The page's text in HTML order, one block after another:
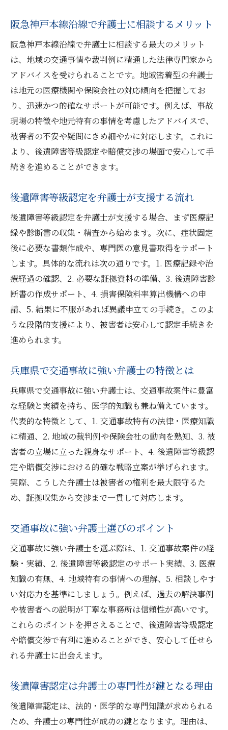
弁護士が等級認定後の賠償請求まで支援可
弁護士基準で賠償金を目指す重要性を解説
後遺障害等級の申請手続きと弁護士活用法
弁護士と後遺障害等級申請手続きの進め方
等級申請における弁護士活用の具体的な方
法
交通事故後の手続きを弁護士が円滑に進行
弁護士が診断書作成や証拠集めをサポート
後遺障害等級認定へ弁護士ができる助言例
弁護士と申請することで得られる安心感
弁護士と進める後遺障害等級認定の基本手
適正な等級認定に弁護士が不可欠な理由
交通事故被害で弁護士が行う証拠整理法
後遺障害等級認定の異議申立ても弁護士が
対応
弁護士が示談交渉まで一貫してサポート
納得できる認定結果を弁護士と目指す方法
後遺障害認定前に弁護士へ相談する重要性
弁護士相談で確認すべき後遺障害認定の要
点
交通事故相談で弁護士に聞くべきポイント
弁護士と相談しながら疑問を解消する方法
後遺障害認定で後悔しない弁護士活用術
相談時に弁護士へ伝えるべき事故情報とは
等級認定に強い弁護士の選び方とポイント
交通事故に強い弁護士の見極め方と特徴
弁護士選びで後悔しないための比較ポイン
ト
兵庫県で信頼できる弁護士の探し方
弁護士の実績や評判を確認する大切さ
後遺障害認定に強い弁護士を選ぶ判断基準
交通事故の後遺障害で弁護士ができるサポート
例
内容
弁護士による等級認定サポートの具体例
後遺障害認定で弁護士が示談交渉を担当
阪急神戸本線沿線で弁護士に相談するメリット
阪急神戸本線沿線で弁護士に相談する最大のメリット
は、地域の交通事情や裁判例に精通した法律専門家から
アドバイスを受けられることです。地域密着型の弁護士
は地元の医療機関や保険会社の対応傾向を把握してお
り、迅速かつ的確なサポートが可能です。例えば、事故
現場の特徴や地元特有の事情を考慮したアドバイスで、
被害者の不安や疑問にきめ細やかに対応します。これに
より、後遺障害等級認定や賠償交渉の場面で安心して手
続きを進めることができます。
後遺障害等級認定を弁護士が支援する流れ
後遺障害等級認定を弁護士が支援する場合、まず医療記
録や診断書の収集・精査から始めます。次に、症状固定
後に必要な書類作成や、専門医の意見書取得をサポート
します。具体的な流れは次の通りです。1. 医療記録や治
療経過の確認、2. 必要な証拠資料の準備、3. 後遺障害診
断書の作成サポート、4. 損害保険料率算出機構への申
請、5. 結果に不服があれば異議申立ての手続き。このよ
うな段階的支援により、被害者は安心して認定手続きを
進められます。
兵庫県で交通事故に強い弁護士の特徴とは
兵庫県で交通事故に強い弁護士は、交通事故案件に豊富
な経験と実績を持ち、医学的知識も兼ね備えています。
代表的な特徴として、1. 交通事故特有の法律・医療知識
に精通、2. 地域の裁判例や保険会社の動向を熟知、3. 被
害者の立場に立った親身なサポート、4. 後遺障害等級認
定や賠償交渉における的確な戦略立案が挙げられます。
実際、こうした弁護士は被害者の権利を最大限守るた
め、証拠収集から交渉まで一貫して対応します。
交通事故に強い弁護士選びのポイント
交通事故に強い弁護士を選ぶ際は、1. 交通事故案件の経
験・実績、2. 後遺障害等級認定のサポート実績、3. 医療
知識の有無、4. 地域特有の事情への理解、5. 相談しやす
い対応力を基準にしましょう。例えば、過去の解決事例
や被害者への説明が丁寧な事務所は信頼性が高いです。
これらのポイントを押さえることで、後遺障害等級認定
や賠償交渉で有利に進めることができ、安心して任せら
れる弁護士に出会えます。
後遺障害認定は弁護士の専門性が鍵となる理由
後遺障害認定は、法的・医学的な専門知識が求められる
ため、弁護士の専門性が成功の鍵となります。理由は、